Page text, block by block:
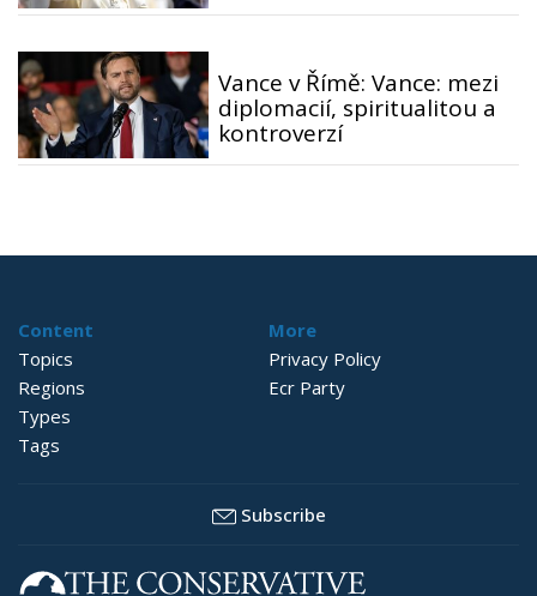
Vance v Římě: Vance: mezi
diplomacií, spiritualitou a
kontroverzí
Content
Topics
Regions
Types
Tags
More
Privacy Policy
Ecr Party
Subscribe